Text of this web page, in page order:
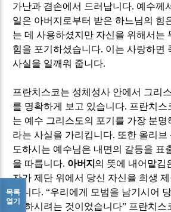
가난과 겸손에서 드러납니다. 예수께
일은 아버지로부터 받은 하느님의 힘
는 데 사용하셨지만 자신을 위해서는
힘을 포기하셨습니다. 이는 사랑하면
사실을 일깨워 줍니다.
프란치스코는 성체성사 안에서 그리
를 명확하게 보고 있습니다. 프란치스
는 예수 그리스도의 포기를 가장 분명
라는 사실을 가리킵니다. 또한 올리브
도하시는 예수님은 내면의 갈등을 표
을 따릅니다. 아버지 의 뜻에 내어맡김
자가 제단 위에서 당신 자신을 희생
습니다. “우리에게 모범을 남기시어
게 하시려는 것이었습니다” 프란치스
목록
열기